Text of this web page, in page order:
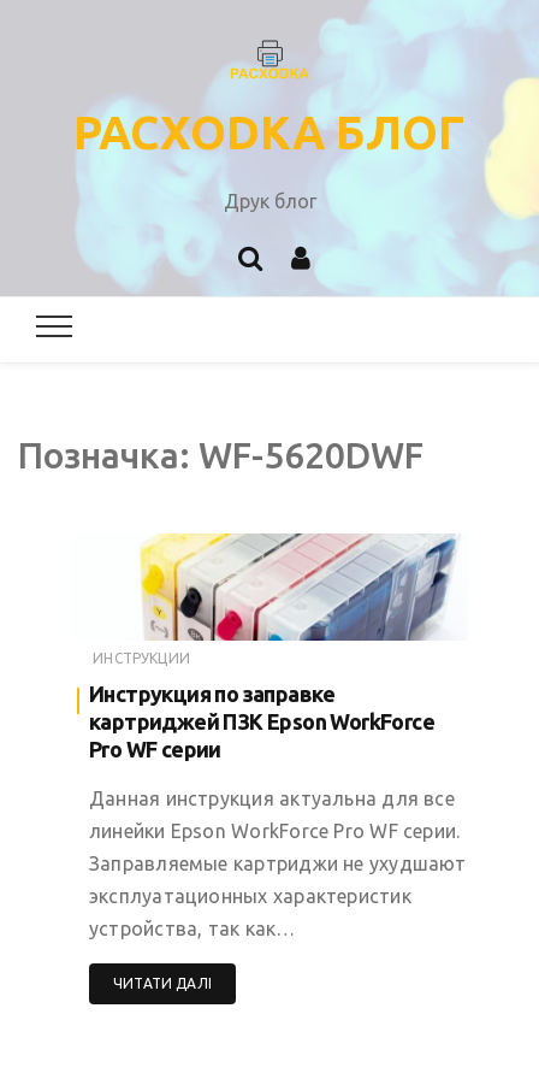
PACXODKA БЛОГ
Друк блог
Позначка: WF-5620DWF
ИНСТРУКЦИИ
Инструкция по заправке
картриджей ПЗК Epson WorkForce
Pro WF серии
Данная инструкция актуальна для все
линейки Epson WorkForce Pro WF серии.
Заправляемые картриджи не ухудшают
эксплуатационных характеристик
устройства, так как…
ЧИТАТИ ДАЛІ